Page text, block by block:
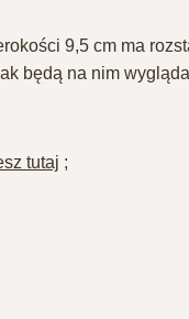
9,5 cm ma
będą na nim
tutaj ;